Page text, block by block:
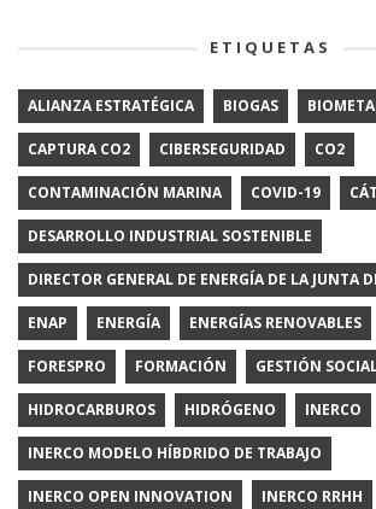
ETIQUETAS
ALIANZA ESTRATÉGICA BIOGAS
CAPTURA CO2 CIBERSEGURIDAD CO2
CONTAMINACIÓN MARINA COVID-19
DESARROLLO INDUSTRIAL SOSTENIBLE
DIRECTOR GENERAL DE ENERGÍA DE LA JUNTA
ENAP ENERGÍA ENERGÍAS RENOVABLES
FORESPRO FORMACIÓN GESTIÓN
HIDROCARBUROS HIDRÓGENO INERCO
INERCO MODELO HÍBDRIDO DE TRABAJO
INERCO OPEN INNOVATION INERCO RRHH